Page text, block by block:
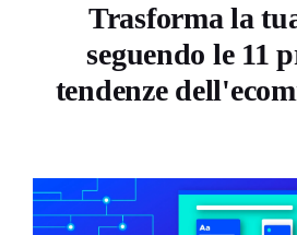
Trasforma la
seguendo le 11
tendenze